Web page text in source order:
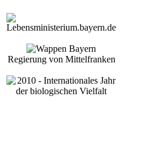
Regierung von Mittelfranken